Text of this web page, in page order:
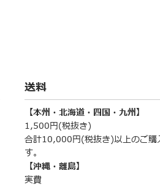
送料
【本州・北海道・四国・九州】
1,500円(税抜き)
合計10,000円(税抜き)以上のご購
す。
【沖縄・離島】
実費